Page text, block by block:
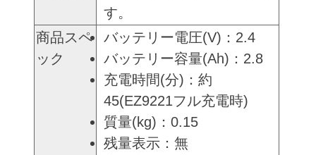
す。
商品スペ
ック
バッテリー電圧(V)：2.4
バッテリー容量(Ah)：2.8
充電時間(分)：約
45(EZ9221フル充電時)
質量(kg)：0.15
残量表示：無